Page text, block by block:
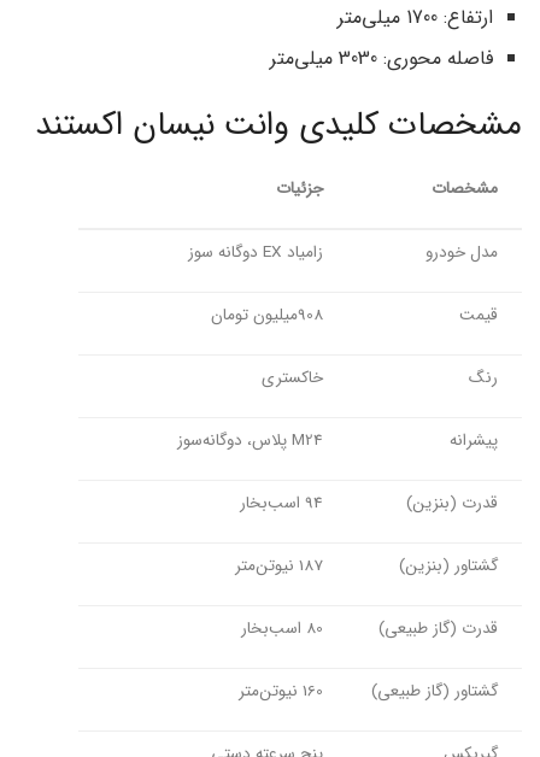
ارتفاع: 1700 میلی‌متر
فاصله محوری: 3030 میلی‌متر
مشخصات کلیدی وانت نیسان اکستند
مشخصات جزئیات
مدل خودرو زامیاد EX دوگانه سوز
قیمت 908میلیون تومان
رنگ خاکستری
پیشرانه M24 پلاس، دوگانه‌سوز
قدرت (بنزین) 94 اسب‌بخار
گشتاور (بنزین) 187 نیوتن‌متر
قدرت (گاز طبیعی) 80 اسب‌بخار
گشتاور (گاز طبیعی) 160 نیوتن‌متر